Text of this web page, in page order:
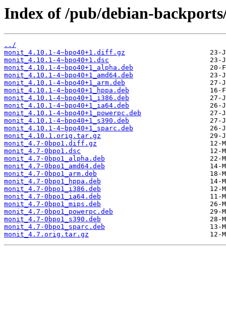
Index of /pub/debian-
../
monit_4.10.1-4~bpo40+1.diff.gz
monit_4.10.1-4~bpo40+1.dsc
monit_4.10.1-4~bpo40+1_alpha.deb
monit_4.10.1-4~bpo40+1_amd64.deb
monit_4.10.1-4~bpo40+1_arm.deb
monit_4.10.1-4~bpo40+1_hppa.deb
monit_4.10.1-4~bpo40+1_i386.deb
monit_4.10.1-4~bpo40+1_ia64.deb
monit_4.10.1-4~bpo40+1_powerpc.deb
monit_4.10.1-4~bpo40+1_s390.deb
monit_4.10.1-4~bpo40+1_sparc.deb
monit_4.10.1.orig.tar.gz
monit_4.7-0bpo1.diff.gz
monit_4.7-0bpo1.dsc
monit_4.7-0bpo1_alpha.deb
monit_4.7-0bpo1_amd64.deb
monit_4.7-0bpo1_arm.deb
monit_4.7-0bpo1_hppa.deb
monit_4.7-0bpo1_i386.deb
monit_4.7-0bpo1_ia64.deb
monit_4.7-0bpo1_mips.deb
monit_4.7-0bpo1_powerpc.deb
monit_4.7-0bpo1_s390.deb
monit_4.7-0bpo1_sparc.deb
monit_4.7.orig.tar.gz